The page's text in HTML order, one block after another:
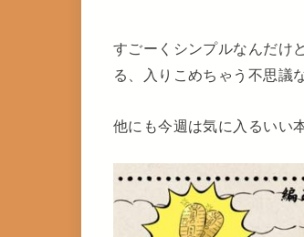
すごーくシンプルなんだけ
る、入りこめちゃう不思議な
他にも今週は気に入るいい